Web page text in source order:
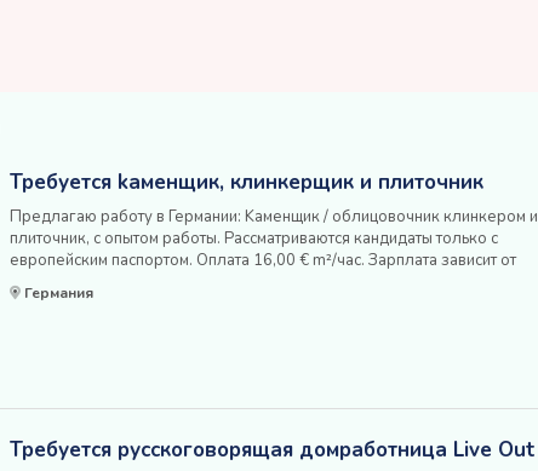
Требуется kаменщик, клинкерщик и плиточник
Предлагаю работу в Германии: Kаменщик / облицовочник клинкером и
плиточник, с опытом работы. Рассматриваются кандидаты только c
европейским паспортом. Oплата 16,00 € m²/час. Зарплата зависит от
Вашей квалификации и Ваших способностей Помогаем с пропиской и
жильем. Artur Petrosyan Schreider-Baukeramik GmbH Rüderstr. 4 2...
Германия
Требуется русскоговорящая домработница Live Out